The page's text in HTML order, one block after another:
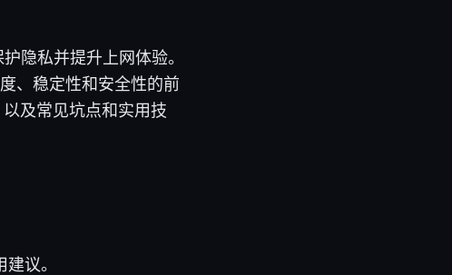
隐私并提升上网体验。
、稳定性和安全性的前
及常见坑点和实用技
议。